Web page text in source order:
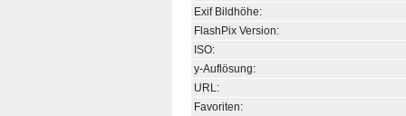
Exif Bildhöhe:
FlashPix Version:
ISO:
y-Auflösung:
URL:
Favoriten: